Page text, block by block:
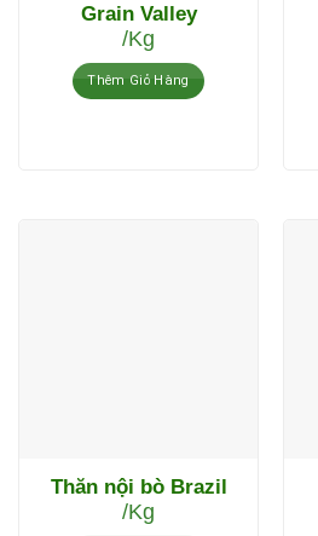
Grain Valley
/Kg
Thêm Giỏ Hàng
Thăn nội bò Brazil
/Kg